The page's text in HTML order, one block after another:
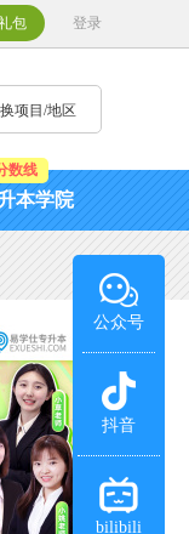
包 登录
项目/地区
数线
本学院
公众号
抖音
bilibili